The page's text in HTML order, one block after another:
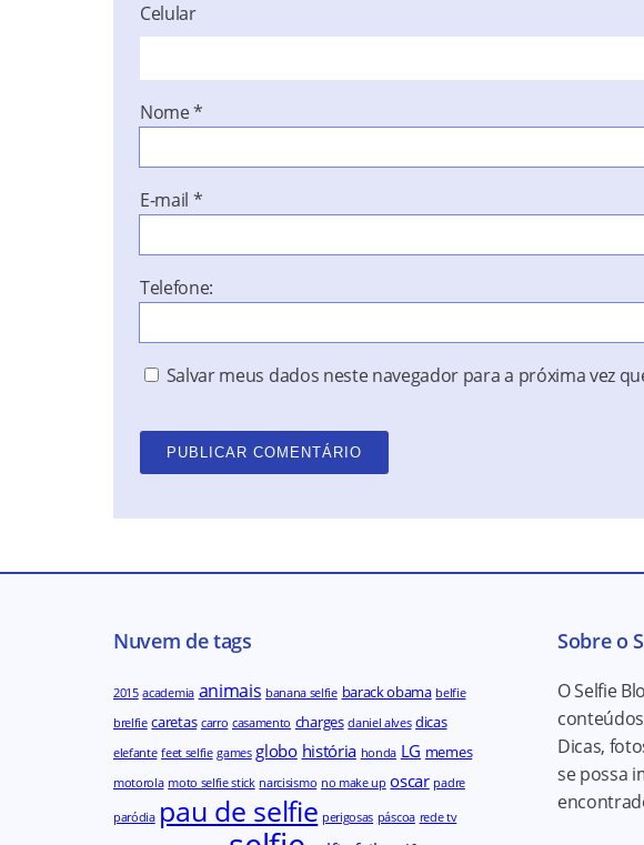
Celular
Nome*
E-mail *
Telefone:
Salvar meus dados neste navegador para a próxima vez
Nuvem de tags
2015 academia animais banana selfie barack obama belfie
brelfie caretas carro casamento charges daniel alves dicas
elefante feet selfie games globo história honda LG memes
motorola moto selfie stick narcisismo no make up oscar padre
paródia pau de selfie perigosas páscoa rede tv
Sobre o
O Selfie
Dicas,
se possa